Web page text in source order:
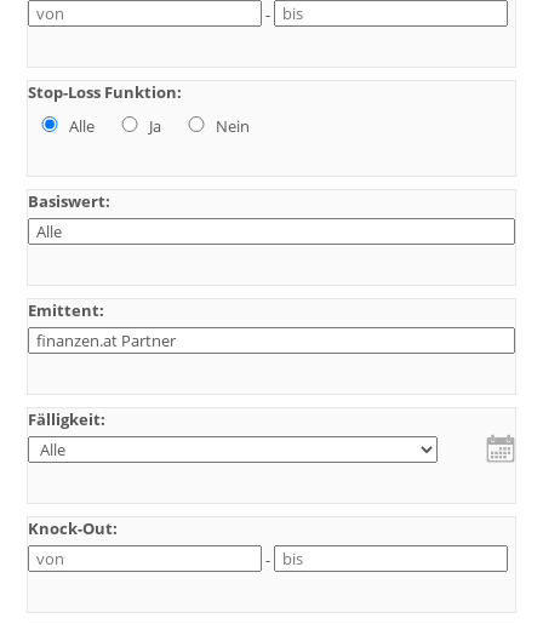
-
Stop-Loss Funktion:
Alle
Ja Nein
Basiswert:
Emittent:
Fälligkeit:
Knock-Out:
-